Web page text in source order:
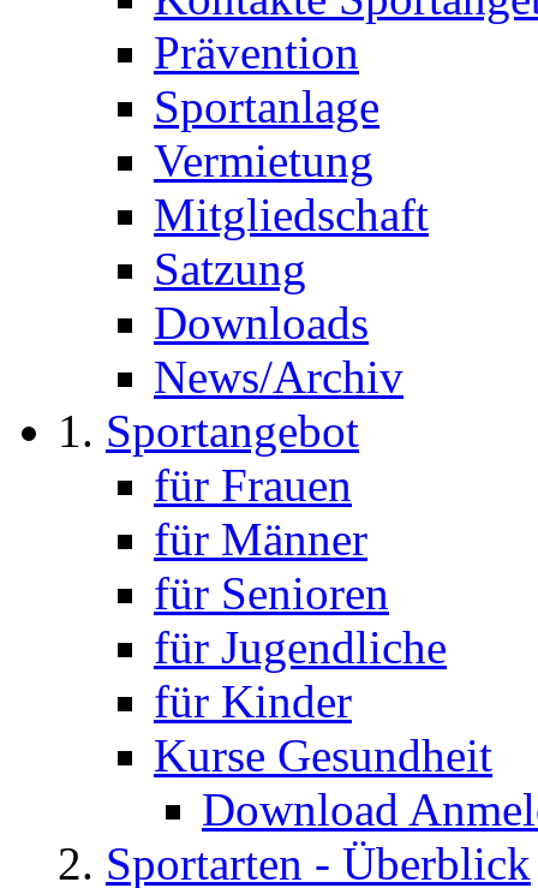
Prävention
Sportanlage
Vermietung
Mitgliedschaft
Satzung
Downloads
News/Archiv
Sportangebot
für Frauen
für Männer
für Senioren
für Jugendliche
für Kinder
Kurse Gesundheit
Download
Sportarten - Überblick